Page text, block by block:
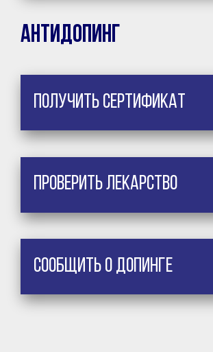
Антидопинг
Получить сертификат
Проверить лекарство
Сообщить о допинге